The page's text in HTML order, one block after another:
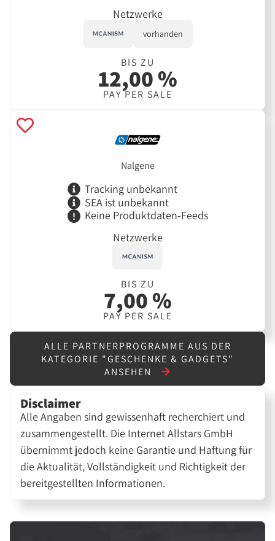
Netzwerke
vorhanden
BIS ZU
12,00 %
PAY PER SALE
Nalgene
Tracking unbekannt
SEA ist unbekannt
Keine Produktdaten-Feeds
Netzwerke
BIS ZU
7,00 %
PAY PER SALE
ALLE PARTNERPROGRAMME AUS DER
KATEGORIE "GESCHENKE & GADGETS"
ANSEHEN
Disclaimer
Alle Angaben sind gewissenhaft recherchiert und
zusammengestellt. Die Internet Allstars GmbH
übernimmt jedoch keine Garantie und Haftung für
die Aktualität, Vollständigkeit und Richtigkeit der
bereitgestellten Informationen.